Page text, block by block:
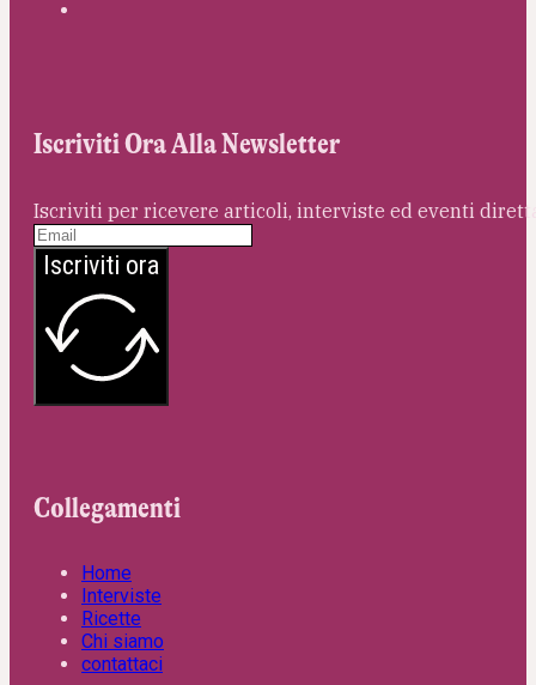
Iscriviti Ora Alla Newsletter
Iscriviti per ricevere articoli, interviste ed eventi
Iscriviti ora
Collegamenti
Home
Interviste
Ricette
Chi siamo
contattaci